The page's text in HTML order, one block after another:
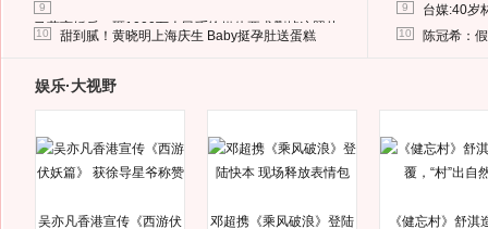
9
马蓉离婚后，砸1000万人民币给媒体要求删掉这照片
10 甜到腻！黄晓明上海庆生 Baby挺孕肚送蛋糕
9 台媒:40岁
10 陈冠希：
娱乐·大视野
吴亦凡香港宣传《西游伏
邓超携《乘风破浪》登陆
《健忘村》舒淇